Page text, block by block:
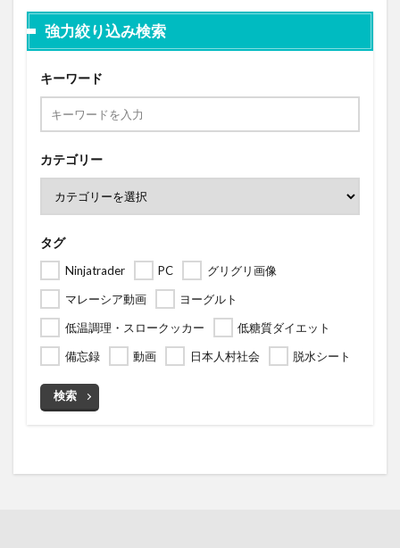
強力絞り込み検索
キーワード
カテゴリー
タグ
Ninjatrader PC
グリグリ画像
マレーシア動画
ヨーグルト
低温調理・スロークッカー
低糖質ダイエット
備忘録
動画 日本人村社会 脱水シート
検索